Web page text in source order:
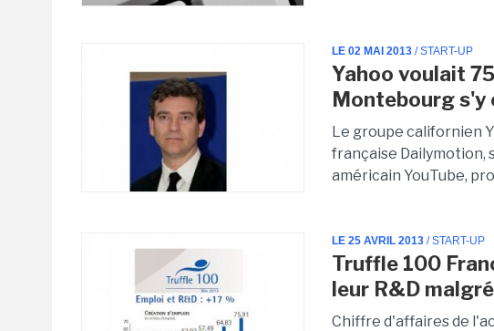
LE 02 MAI 2013 / START-UP
Yahoo voulait
Montebourg s'y
Le groupe californien
française Dailymotion,
américain YouTube,
LE 25 AVRIL 2013 / START-UP
Truffle 100
leur R&D
Chiffre d'affaires de